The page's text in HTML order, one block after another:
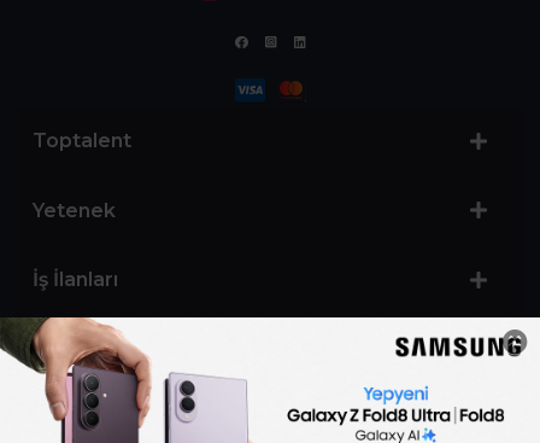
Toptalent
Yetenek
İş İlanları
Sertifika Programları
Yetenek Testleri